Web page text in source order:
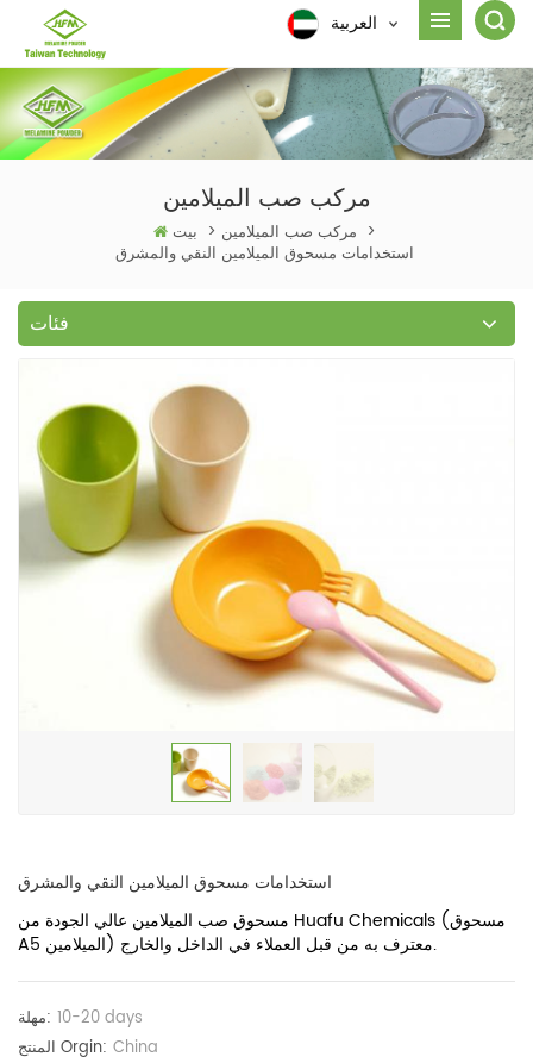
العربية
مركب صب الميلامين
بيت > مركب صب الميلامين >
استخدامات مسحوق الميلامين النقي والمشرق
فئات
استخدامات مسحوق الميلامين النقي والمشرق
مسحوق صب الميلامين عالي الجودة من Huafu Chemicals (مسحوق
A5 الميلامين) معترف به من قبل العملاء في الداخل والخارج.
مهلة: 10-20 days
المنتج Orgin: China